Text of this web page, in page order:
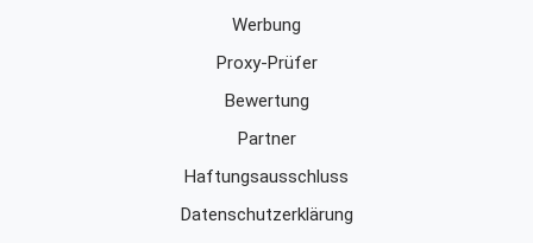
Werbung
Proxy-Prüfer
Bewertung
Partner
Haftungsausschluss
Datenschutzerklärung